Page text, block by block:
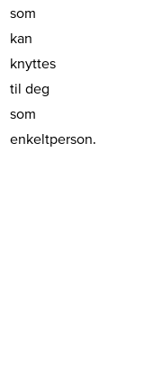
som
kan
knyttes
til deg
som
enkeltperson.